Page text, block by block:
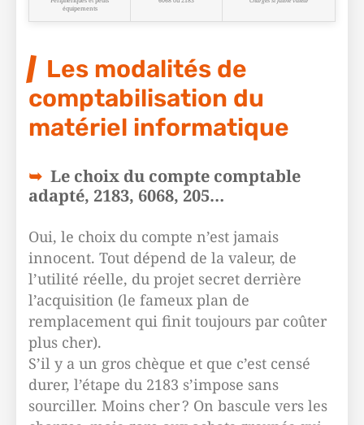
équipements
Les modalités de
comptabilisation du
matériel informatique
Le choix du compte comptable
adapté, 2183, 6068, 205…
Oui, le choix du compte n’est jamais
innocent. Tout dépend de la valeur, de
l’utilité réelle, du projet secret derrière
l’acquisition (le fameux plan de
remplacement qui finit toujours par coûter
plus cher).
S’il y a un gros chèque et que c’est censé
durer, l’étape du 2183 s’impose sans
sourciller. Moins cher ? On bascule vers les